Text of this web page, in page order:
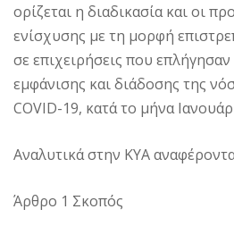
ορίζεται η διαδικασία και οι
ενίσχυσης με τη μορφή
σε επιχειρήσεις που
εμφάνισης και διάδοσης της
COVID-19, κατά το μήνα
Αναλυτικά στην ΚΥΑ
Άρθρο 1 Σκοπός